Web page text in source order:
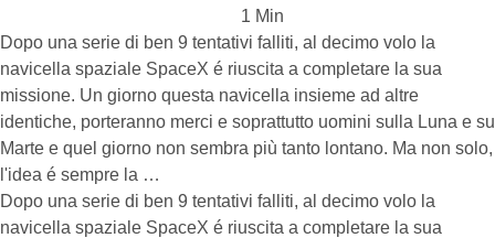
1 Min
Dopo una serie di ben 9 tentativi falliti, al decimo volo la
navicella spaziale SpaceX é riuscita a completare la sua
missione. Un giorno questa navicella insieme ad altre
identiche, porteranno merci e soprattutto uomini sulla Luna e su
Marte e quel giorno non sembra più tanto lontano. Ma non solo,
l'idea é sempre la …
Dopo una serie di ben 9 tentativi falliti, al decimo volo la
navicella spaziale SpaceX é riuscita a completare la sua